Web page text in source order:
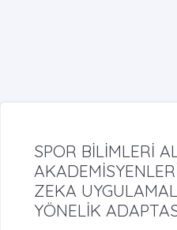
SPOR BİLİMLERİ
ZEKA
YÖNELİK